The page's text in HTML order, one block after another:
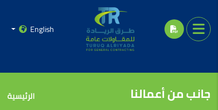
English
جانب من أعمالنا الرئيسية